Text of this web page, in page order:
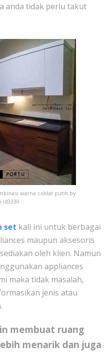
anda tidak perlu takut
warna coklat putih by
id3330
set kali ini untuk berbagai
maupun aksesoris
oleh klien. Namun
appliances
maka tidak masalah,
jenis atau
membuat ruang
menarik dan juga